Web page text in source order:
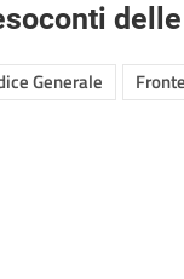
Generale